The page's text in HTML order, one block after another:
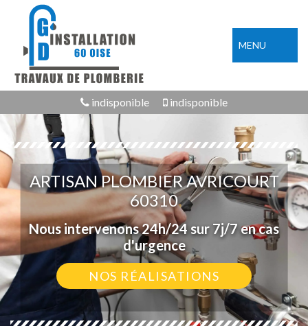
MENU
indisponible indisponible
ARTISAN PLOMBIER AVRICOURT
60310
Nous intervenons 24h/24 sur 7j/7 en cas
d'urgence
NOS RÉALISATIONS